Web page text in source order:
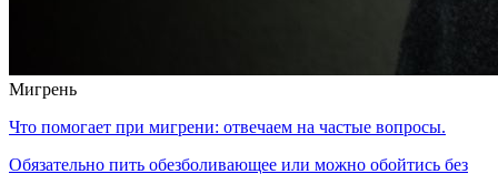
Мигрень
Что помогает при мигрени: отвечаем на частые вопросы.
Обязательно пить обезболивающее или можно обойтись без